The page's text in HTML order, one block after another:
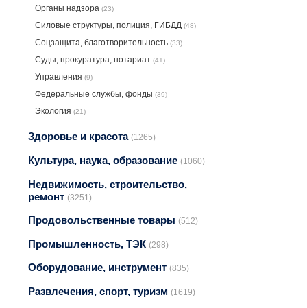
Органы надзора (23)
Силовые структуры, полиция, ГИБДД (48)
Соцзащита, благотворительность (33)
Суды, прокуратура, нотариат (41)
Управления (9)
Федеральные службы, фонды (39)
Экология (21)
Здоровье и красота (1265)
Культура, наука, образование (1060)
Недвижимость, строительство,
ремонт (3251)
Продовольственные товары (512)
Промышленность, ТЭК (298)
Оборудование, инструмент (835)
Развлечения, спорт, туризм (1619)